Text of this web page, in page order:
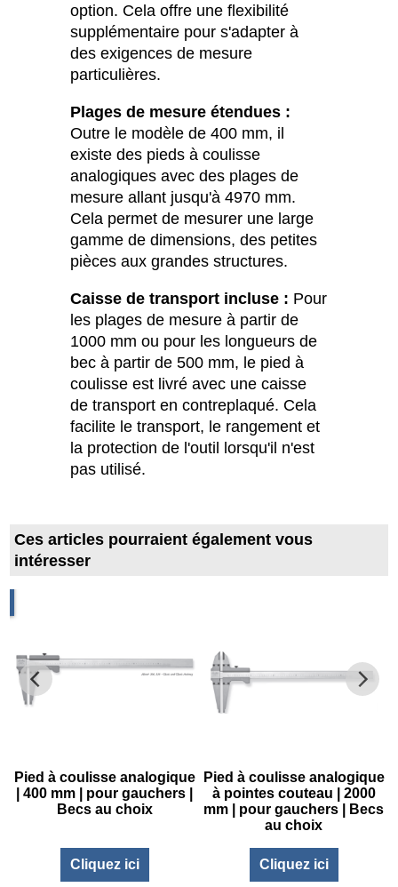
option. Cela offre une flexibilité
supplémentaire pour s'adapter à
des exigences de mesure
particulières.
Plages de mesure étendues :
Outre le modèle de 400 mm, il
existe des pieds à coulisse
analogiques avec des plages de
mesure allant jusqu'à 4970 mm.
Cela permet de mesurer une large
gamme de dimensions, des petites
pièces aux grandes structures.
Caisse de transport incluse : Pour
les plages de mesure à partir de
1000 mm ou pour les longueurs de
bec à partir de 500 mm, le pied à
coulisse est livré avec une caisse
de transport en contreplaqué. Cela
facilite le transport, le rangement et
la protection de l'outil lorsqu'il n'est
pas utilisé.
Ces articles pourraient également vous
intéresser
Pied à coulisse analogique
| 400 mm | pour gauchers |
Becs au choix
Cliquez ici
Pied à coulisse analogique
à pointes couteau | 2000
mm | pour gauchers | Becs
au choix
Cliquez ici